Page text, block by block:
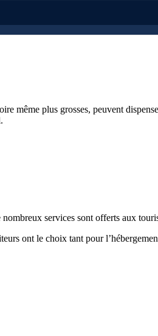
même plus grosses, peuvent
services sont offerts aux
ont le choix tant pour